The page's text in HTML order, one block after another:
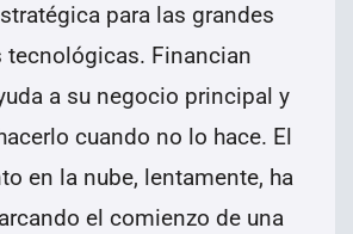
para las grandes
tecnológicas. Financian
a su negocio principal y
cuando no lo hace. El
en la nube, lentamente, ha
el comienzo de una